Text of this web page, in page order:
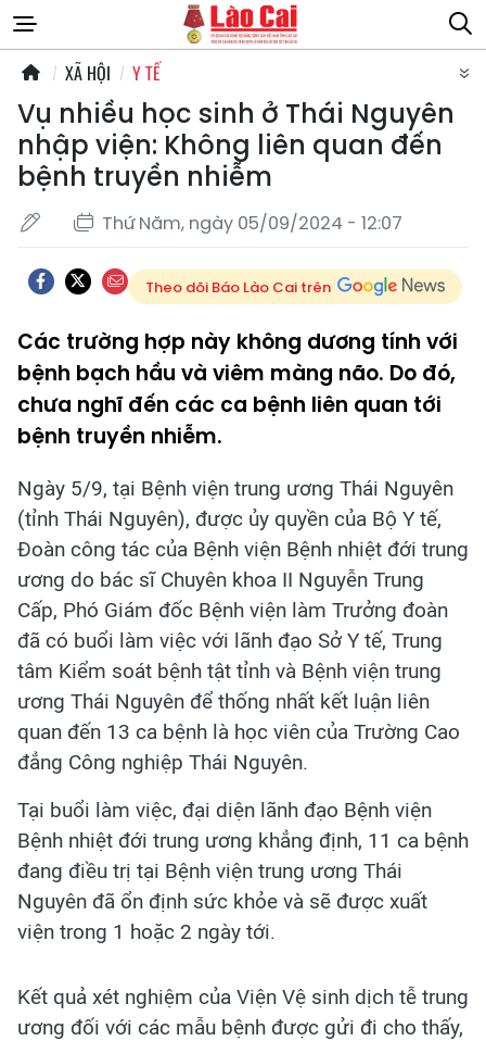
XÃ HỘI Y TẾ
Vụ nhiều học sinh ở Thái Nguyên
nhập viện: Không liên quan đến
bệnh truyền nhiễm
Thứ Năm, ngày 05/09/2024 - 12:07
Theo dõi Báo Lào Cai trên
Các trường hợp này không dương tính với
bệnh bạch hầu và viêm màng não. Do đó,
chưa nghĩ đến các ca bệnh liên quan tới
bệnh truyền nhiễm.
Ngày 5/9, tại Bệnh viện trung ương Thái Nguyên
(tỉnh Thái Nguyên), được ủy quyền của Bộ Y tế,
Đoàn công tác của Bệnh viện Bệnh nhiệt đới trung
ương do bác sĩ Chuyên khoa II Nguyễn Trung
Cấp, Phó Giám đốc Bệnh viện làm Trưởng đoàn
đã có buổi làm việc với lãnh đạo Sở Y tế, Trung
tâm Kiểm soát bệnh tật tỉnh và Bệnh viện trung
ương Thái Nguyên để thống nhất kết luận liên
quan đến 13 ca bệnh là học viên của Trường Cao
đẳng Công nghiệp Thái Nguyên.
Tại buổi làm việc, đại diện lãnh đạo Bệnh viện
Bệnh nhiệt đới trung ương khẳng định, 11 ca bệnh
đang điều trị tại Bệnh viện trung ương Thái
Nguyên đã ổn định sức khỏe và sẽ được xuất
viện trong 1 hoặc 2 ngày tới.
Kết quả xét nghiệm của Viện Vệ sinh dịch tễ trung
ương đối với các mẫu bệnh được gửi đi cho thấy,